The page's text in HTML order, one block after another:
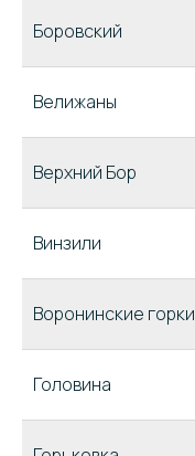
Боровский
Велижаны
Верхний Бор
Винзили
Воронинские горки
Головина